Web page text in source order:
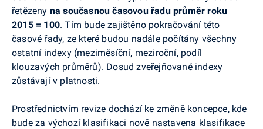
řetězeny na současnou časovou řadu průměr roku
2015 = 100. Tím bude zajištěno pokračování této
časové řady, ze které budou nadále počítány všechny
ostatní indexy (meziměsíční, meziroční, podíl
klouzavých průměrů). Dosud zveřejňované indexy
zůstávají v platnosti.
Prostřednictvím revize dochází ke změně koncepce, kde
bude za výchozí klasifikaci nově nastavena klasifikace